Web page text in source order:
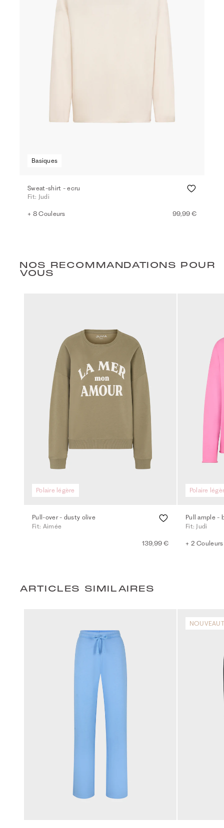
Basiques
Sweat-shirt - ecru
Fit: Judi
+ 8 Couleurs 99,99 €
NOS RECOMMANDATIONS POUR
VOUS
Polaire légère
Pull-over - dusty olive
Fit: Aimée
139,99 €
Polaire
Pull ample -
Fit: Judi
+ 2 Couleurs
ARTICLES SIMILAIRES